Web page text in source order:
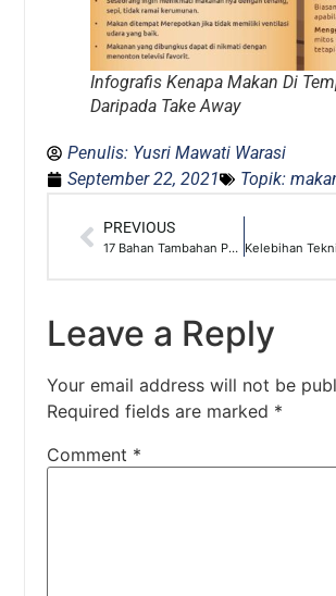
Infografis Kenapa Makan Di
Daripada Take Away
Penulis: Yusri Mawati Warasi
September 22, 2021
Topik:
PREVIOUS
17 Bahan Tambahan Pangan Yang Berbahaya Bagi Kesehatan
Leave a Reply
Your email address will not be
Required fields are marked *
Comment *